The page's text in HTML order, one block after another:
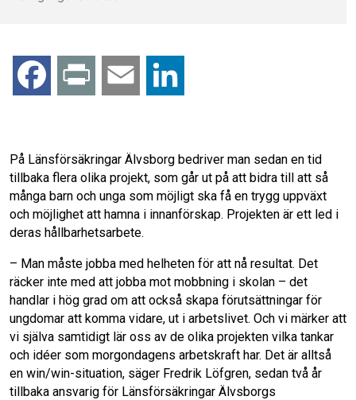
c
e
b
o
o
k
i
t l
k
d
I
n
På Länsförsäkringar Älvsborg bedriver man sedan en tid
tillbaka flera olika projekt, som går ut på att bidra till att så
många barn och unga som möjligt ska få en trygg uppväxt
och möjlighet att hamna i innanförskap. Projekten är ett led i
deras hållbarhetsarbete.
– Man måste jobba med helheten för att nå resultat. Det
räcker inte med att jobba mot mobbning i skolan – det
handlar i hög grad om att också skapa förutsättningar för
ungdomar att komma vidare, ut i arbetslivet. Och vi märker att
vi själva samtidigt lär oss av de olika projekten vilka tankar
och idéer som morgondagens arbetskraft har. Det är alltså
en win/win-situation, säger Fredrik Löfgren, sedan två år
tillbaka ansvarig för Länsförsäkringar Älvsborgs